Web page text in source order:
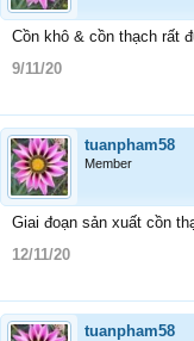
Cồn khô & cồn thạch rất
9/11/20
tuanpham58
Member
Giai đoạn sản xuất cồn
12/11/20
tuanpham58